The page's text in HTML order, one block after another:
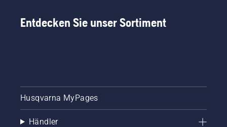
Entdecken Sie unser Sortiment
Husqvarna MyPages
Händler